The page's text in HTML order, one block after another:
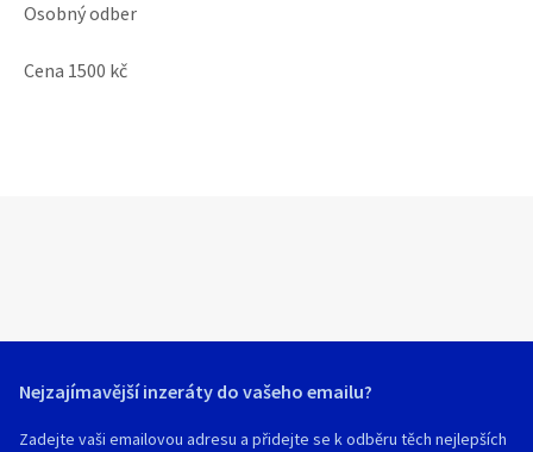
Osobný odber
Cena 1500 kč
Nejzajímavější inzeráty do vašeho emailu?
Zadejte vaši emailovou adresu a přidejte se k odběru těch nejlepších